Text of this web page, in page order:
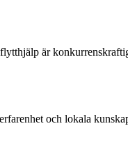
är
och lokala